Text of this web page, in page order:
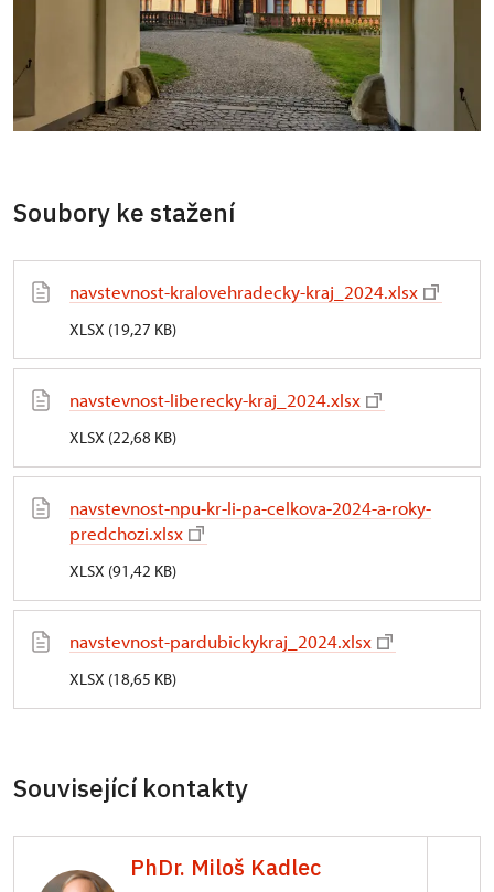
Soubory ke stažení
navstevnost-kralovehradecky-kraj_2024.xlsx
XLSX (19,27 KB)
navstevnost-liberecky-kraj_2024.xlsx
XLSX (22,68 KB)
navstevnost-npu-kr-li-pa-celkova-2024-a-roky-
predchozi.xlsx
XLSX (91,42 KB)
navstevnost-pardubickykraj_2024.xlsx
XLSX (18,65 KB)
Související kontakty
PhDr. Miloš Kadlec